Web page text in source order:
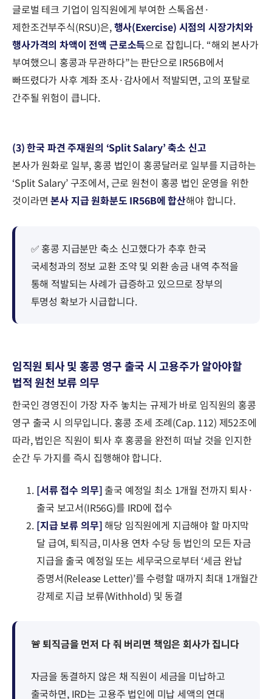
글로벌 테크 기업이 임직원에게 부여한 스톡옵션·
제한조건부주식(RSU)은,행사(Exercise) 시점의 시장가치와
행사가격의 차액이 전액 근로소득으로 잡힙니다. “해외 본사가
부여했으니 홍콩과 무관하다”는 판단으로 IR56B에서
빠뜨렸다가 사후 계좌 조사·감사에서 적발되면, 고의 포탈로
간주될 위험이 큽니다.
(3) 한국 파견 주재원의 ‘Split Salary’ 축소 신고
본사가 원화로 일부, 홍콩 법인이 홍콩달러로 일부를 지급하는
‘Split Salary’ 구조에서, 근로 원천이 홍콩 법인 운영을 위한
것이라면본사 지급 원화분도 IR56B에 합산해야 합니다.
✅ 홍콩 지급분만 축소 신고했다가 추후 한국
국세청과의 정보 교환 조약 및 외환 송금 내역 추적을
통해 적발되는 사례가 급증하고 있으므로 장부의
투명성 확보가 시급합니다.
임직원 퇴사 및 홍콩 영구 출국 시 고용주가 알아야할
법적 원천 보류 의무
한국인 경영진이 가장 자주 놓치는 규제가 바로 임직원의 홍콩
영구 출국 시 의무입니다. 홍콩 조세 조례(Cap. 112) 제52조에
따라, 법인은 직원이 퇴사 후 홍콩을 완전히 떠날 것을 인지한
순간 두 가지를 즉시 집행해야 합니다.
[서류 접수 의무]출국 예정일 최소 1개월 전까지 퇴사·
출국 보고서(IR56G)를 IRD에 접수
[지급 보류 의무]해당 임직원에게 지급해야 할 마지막
달 급여, 퇴직금, 미사용 연차 수당 등 법인의 모든 자금
지급을 출국 예정일 또는 세무국으로부터 ‘세금 완납
증명서(Release Letter)’를 수령할 때까지 최대 1개월간
강제로 지급 보류(Withhold) 및 동결
🚨 퇴직금을 먼저 다 줘 버리면 책임은 회사가 집니다
자금을 동결하지 않은 채 직원이 세금을 미납하고
출국하면, IRD는 고용주 법인에 미납 세액의 연대